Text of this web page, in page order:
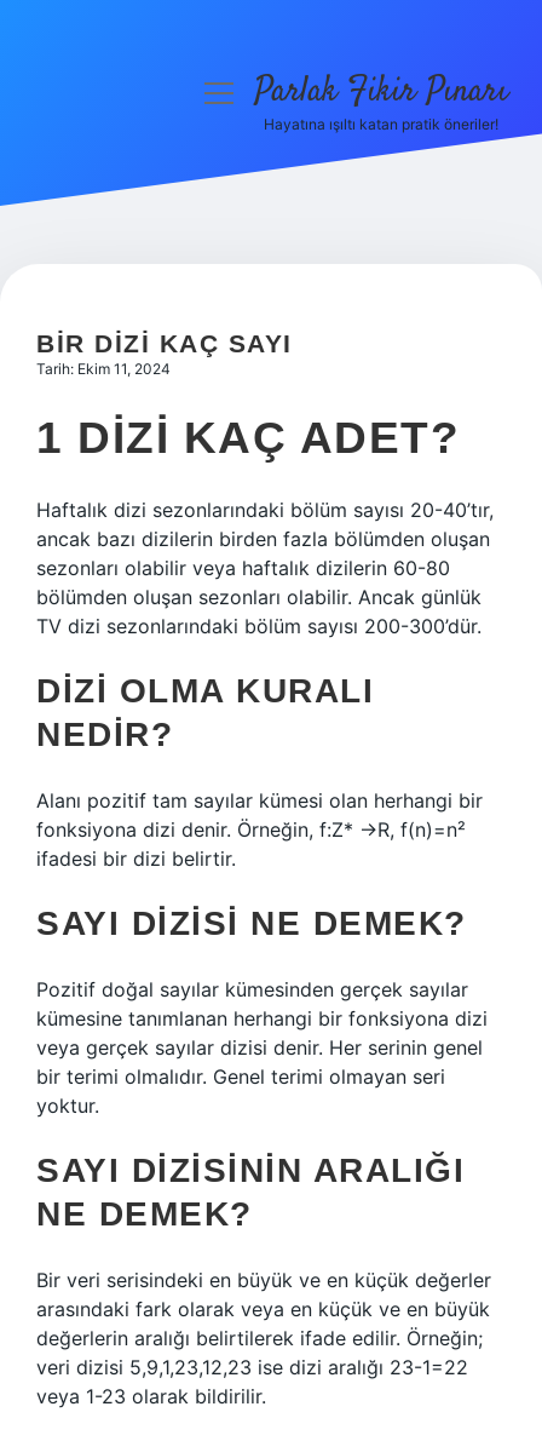
Hakkımızda
menüyüParlak Fikir Pınarı
Hayatına ışıltı katan pratik öneriler!
BIR DIZI KAÇ SAYI
Tarih: Ekim 11, 2024
1 DIZI KAÇ ADET?
Haftalık dizi sezonlarındaki bölüm sayısı 20-40’tır,
ancak bazı dizilerin birden fazla bölümden oluşan
sezonları olabilir veya haftalık dizilerin 60-80
bölümden oluşan sezonları olabilir. Ancak günlük
TV dizi sezonlarındaki bölüm sayısı 200-300’dür.
DIZI OLMA KURALI
NEDIR?
Alanı pozitif tam sayılar kümesi olan herhangi bir
fonksiyona dizi denir. Örneğin, f:Z* →R, f(n)=n²
ifadesi bir dizi belirtir.
SAYI DIZISI NE DEMEK?
Pozitif doğal sayılar kümesinden gerçek sayılar
kümesine tanımlanan herhangi bir fonksiyona dizi
veya gerçek sayılar dizisi denir. Her serinin genel
bir terimi olmalıdır. Genel terimi olmayan seri
yoktur.
SAYI DIZISININ ARALIĞI
NE DEMEK?
Bir veri serisindeki en büyük ve en küçük değerler
arasındaki fark olarak veya en küçük ve en büyük
değerlerin aralığı belirtilerek ifade edilir. Örneğin;
veri dizisi 5,9,1,23,12,23 ise dizi aralığı 23-1=22
veya 1-23 olarak bildirilir.